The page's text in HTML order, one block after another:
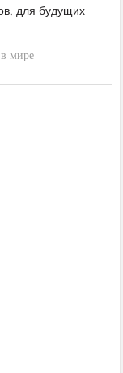
для будущих
мире